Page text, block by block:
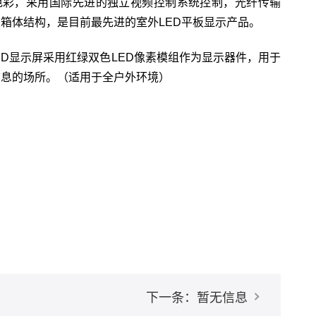
，采用国际先进的独立视频控制系统控制，光纤传输
体结构，是目前最先进的室外LED平板显示产品。
显示屏采用红绿双色LED像素模组作为显示器件，用于
的场所。（适用于全户外环境）
下一条：暂无信息